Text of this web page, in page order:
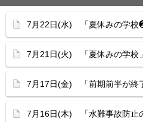
7月22日(水) 「夏休みの学校
7月21日(火) 「夏休みの学校」
7月17日(金) 「前期前半が終
7月16日(木) 「水難事故防止